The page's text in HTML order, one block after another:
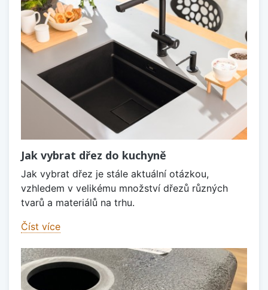
Jak vybrat dřez do kuchyně
Jak vybrat dřez je stále aktuální otázkou,
vzhledem v velikému množství dřezů různých
tvarů a materiálů na trhu.
Číst více